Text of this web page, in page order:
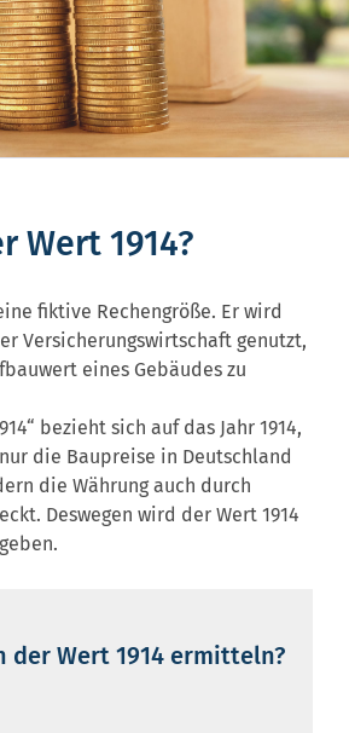
Wert 1914?
fiktive Rechengröße. Er wird
Versicherungswirtschaft genutzt,
eines Gebäudes zu
bezieht sich auf das Jahr 1914,
die Baupreise in Deutschland
die Währung auch durch
Deswegen wird der Wert 1914
der Wert 1914 ermitteln?